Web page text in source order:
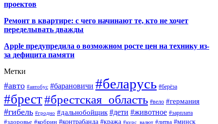
проектов
Ремонт в квартире: с чего начинают те, кто не хочет
переделывать дважды
Apple предупредила о возможном росте цен на технику из-
за дефицита памяти
Метки
#авто #автобус #барановичи #беларусь #берёза
#брест#брестская_область #вело #германия
#гибель #гродно #дальнобойщик #дети #животное #зарплата
#здоровье #кобрин #контрабанда #кража #курс_валют #литва #минск